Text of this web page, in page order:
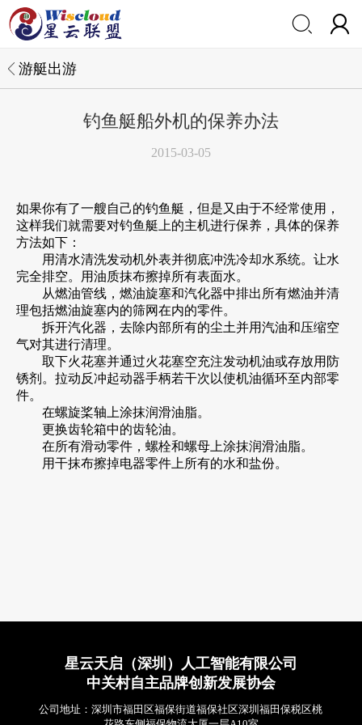
 
游艇出游
钓鱼艇船外机的保养办法
2015-03-05
如果你有了一艘自己的钓鱼艇，但是又由于不经常使用，
这样我们就需要对钓鱼艇上的主机进行保养，具体的保养
方法如下：
用清水清洗发动机外表并彻底冲洗冷却水系统。让水
完全排空。用油质抹布擦掉所有表面水。
从燃油管线，燃油旋塞和汽化器中排出所有燃油并清
理包括燃油旋塞内的筛网在内的零件。
拆开汽化器，去除内部所有的尘土并用汽油和压缩空
气对其进行清理。
取下火花塞并通过火花塞空充注发动机油或存放用防
锈剂。拉动反冲起动器手柄若干次以使机油循环至内部零
件。
在螺旋桨轴上涂抹润滑油脂。
更换齿轮箱中的齿轮油。
在所有滑动零件，螺栓和螺母上涂抹润滑油脂。
用干抹布擦掉电器零件上所有的水和盐份。
星云天启（深圳）人工智能有限公司
中关村自主品牌创新发展协会
公司地址：深圳市福田区福保街道福保社区深圳福田保税区桃